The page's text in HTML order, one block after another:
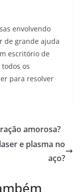
envolvendo
de grande ajuda
escritório de
os
para resolver
amorosa?
e plasma no
aço?